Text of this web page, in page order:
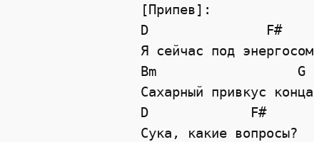
[Припев]:
D
F#
Я сейчас под энергосом
Bm
G
Сахарный привкус
D
F#
Сука, какие вопросы?